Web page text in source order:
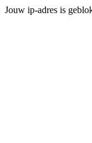
Jouw ip-adres is